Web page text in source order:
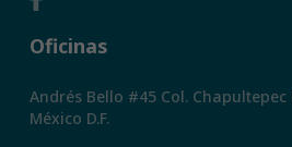
Oficinas
Andrés Bello #45 Col. Chapultepec
México D.F.